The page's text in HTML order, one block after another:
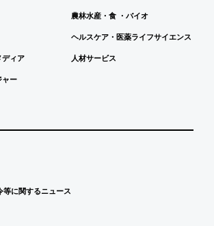
ディア
ャー
農林水産・食 ・バイオ
ヘルスケア・医薬ライフサイエンス
人材サービス
等に関するニュース